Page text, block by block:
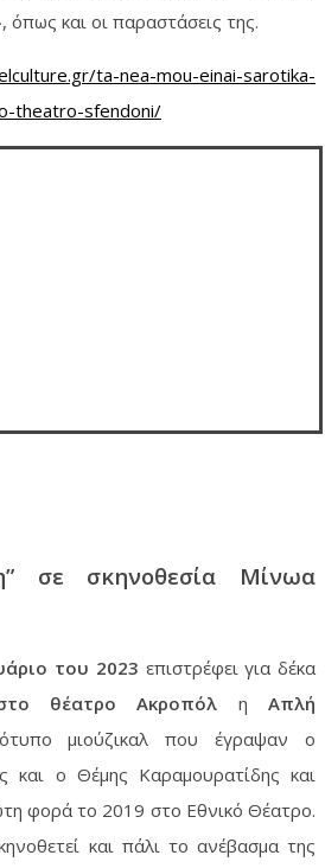
και οι παραστάσεις της.
ta-nea-mou-einai-sarotika-
theatro-sfendoni/
σε σκηνοθεσία Μίνωα
του 2023 επιστρέφει για δέκα
θέατρο Ακροπόλ ηΑπλή
μιούζικαλ που έγραψαν ο
και ο Θέμης Καραμουρατίδης και
φορά το 2019 στο Εθνικό Θέατρο.
και πάλι το ανέβασμα της